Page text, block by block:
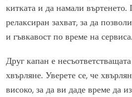
китката и да намали
релаксиран захват, за да
и гъвкавост по време на сервиса.
Друг капан е
хвърляне. Уверете се, че
високо, за да ви даде време да